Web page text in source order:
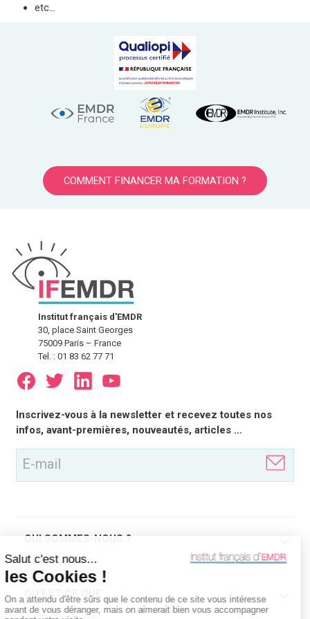
etc…
COMMENT FINANCER MA FORMATION ?
Institut français d'EMDR
30, place Saint Georges
75009 Paris – France
Tel. : 01 83 62 77 71
E-
mail
(Nécessaire)
Inscrivez-vous à la newsletter et recevez toutes nos
infos, avant-premières, nouveautés, articles …
QUI SOMMES-NOUS ?
QU'EST-CE QUE